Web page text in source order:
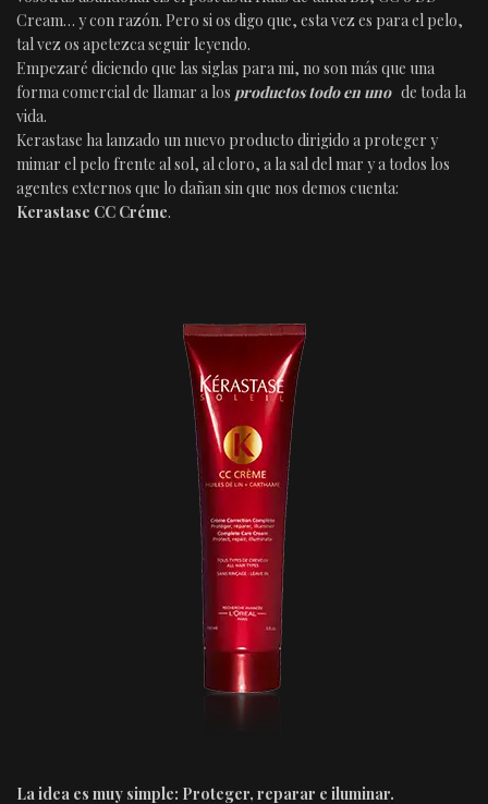
Cream… y con razón. Pero si os digo que, esta vez es para el pelo,
tal vez os apetezca seguir leyendo.
Empezaré diciendo que las siglas para mi, no son más que una
forma comercial de llamar a los productos todo en uno de toda la
vida.
Kerastase ha lanzado un nuevo producto dirigido a proteger y
mimar el pelo frente al sol, al cloro, a la sal del mar y a todos los
agentes externos que lo dañan sin que nos demos cuenta:
Kerastase CC Créme.
La idea es muy simple: Proteger, reparar e iluminar.